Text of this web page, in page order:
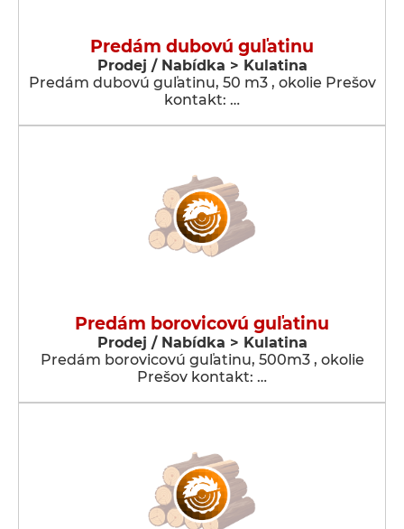
Predám dubovú guľatinu
Prodej / Nabídka > Kulatina
Predám dubovú guľatinu, 50 m3 , okolie Prešov
kontakt: …
Predám borovicovú guľatinu
Prodej / Nabídka > Kulatina
Predám borovicovú guľatinu, 500m3 , okolie
Prešov kontakt: …